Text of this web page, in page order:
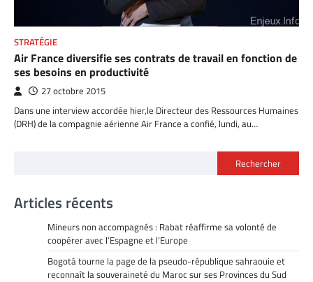
STRATÉGIE
Air France diversifie ses contrats de travail en fonction de
ses besoins en productivité
27 octobre 2015
Dans une interview accordée hier,le Directeur des Ressources Humaines
(DRH) de la compagnie aérienne Air France a confié, lundi, au…
Rechercher
Articles récents
Mineurs non accompagnés : Rabat réaffirme sa volonté de
coopérer avec l’Espagne et l’Europe
Bogotá tourne la page de la pseudo-république sahraouie et
reconnaît la souveraineté du Maroc sur ses Provinces du Sud